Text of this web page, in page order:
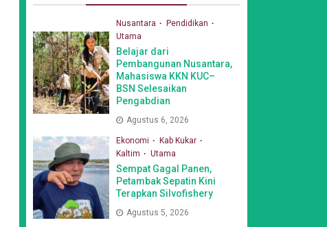
Nusantara
Pendidikan
Utama
Belajar dari
Pembangunan Nusantara,
Mahasiswa KKN KUC–
BSN Selesaikan
Pengabdian
Agustus 6, 2026
Ekonomi
Kab Kukar
Kaltim
Utama
Sempat Gagal Panen,
Petambak Sepatin Kini
Terapkan Silvofishery
Agustus 5, 2026